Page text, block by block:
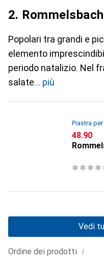
2.
Popolari tra grandi e
elemento
periodo natalizio. Nel
salate
più
Piastra
CHF
48.90
Ordine dei prodotti i
Vedi